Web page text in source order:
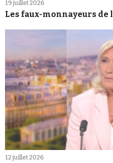
19 juillet 2026
Les faux-monnayeurs de
12 juillet 2026